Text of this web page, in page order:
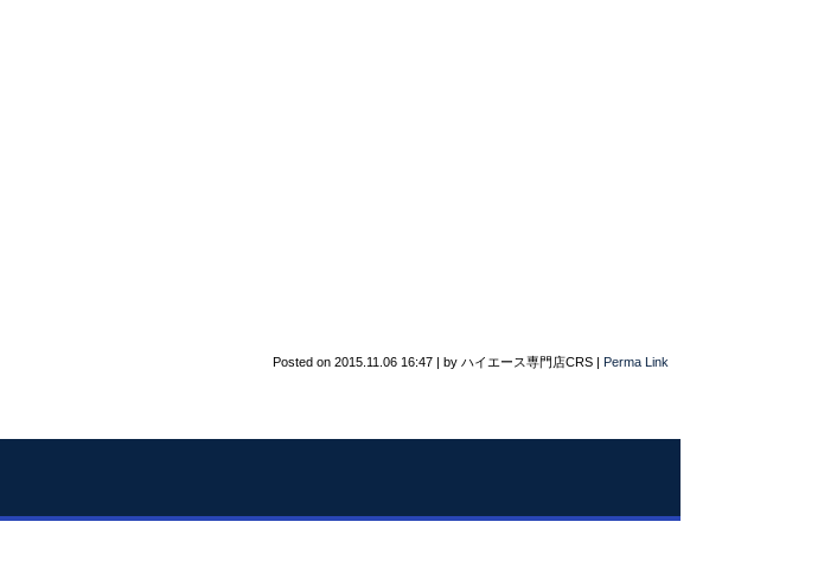
Posted on 2015.11.06 16:47 by ハイエース専門店CRS Perma Link